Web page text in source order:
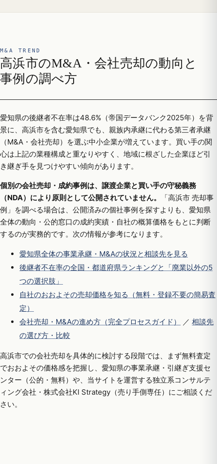
M&A TREND
高浜市のM&A・会社売却の動向と
事例の調べ方
愛知県の後継者不在率は48.6%（帝国データバンク2025年）を背
景に、高浜市を含む愛知県でも、親族内承継に代わる第三者承継
（M&A・会社売却）を選ぶ中小企業が増えています。買い手の関
心は上記の業種構成と重なりやすく、地域に根ざした企業ほど引
き継ぎ手を見つけやすい傾向があります。
個別の会社売却・成約事例は、譲渡企業と買い手の守秘義務
（NDA）により原則として公開されていません。
「高浜市 売却事
例」を調べる場合は、公開済みの個社事例を探すよりも、愛知県
全体の動向・公的窓口の成約実績・自社の概算価格をもとに判断
するのが実務的です。次の情報が参考になります。
愛知県全体の事業承継・M&Aの状況と相談先を見る
後継者不在率の全国・都道府県ランキングと「廃業以外の5
つの選択肢」
自社のおおよその売却価格を知る（無料・登録不要の簡易査
定）
会社売却・M&Aの進め方（完全プロセスガイド）
／ 相談先
の選び方・比較
高浜市での会社売却を具体的に検討する段階では、まず無料査定
でおおよその価格感を把握し、愛知県の事業承継・引継ぎ支援セ
ンター（公的・無料）や、当サイトを運営する独立系コンサルテ
ィング会社・株式会社KI Strategy（売り手側専任）にご相談くだ
さい。